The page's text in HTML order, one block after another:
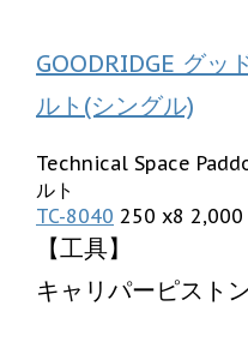
GOODRIDGE グッ
ルト(シングル)
Technical Space
ルト
TC-8040 250 x8 2,000
【工具】
キャリパーピスト